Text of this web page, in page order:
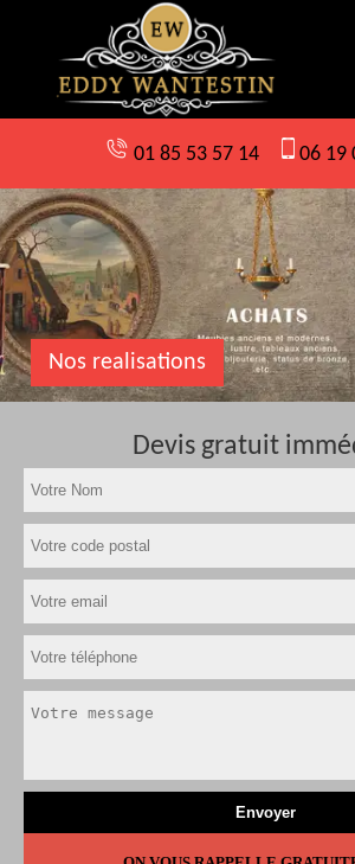
01 85 53 57 14 06 19
Nos realisations
Devis gratuit